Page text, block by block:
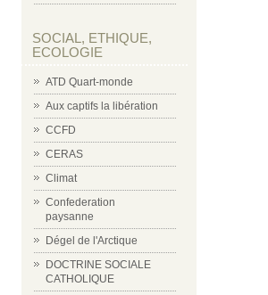
SOCIAL, ETHIQUE,
ECOLOGIE
ATD Quart-monde
Aux captifs la libération
CCFD
CERAS
Climat
Confederation
paysanne
Dégel de l'Arctique
DOCTRINE SOCIALE
CATHOLIQUE